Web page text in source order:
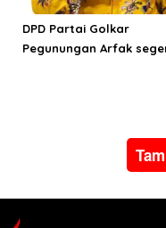
DPD Partai Golkar
Pegunungan Arfak